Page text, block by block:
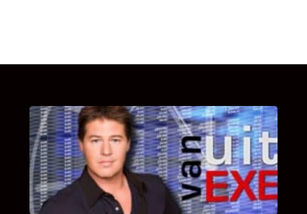
UITSTEL VAN EXECUTIE
Bekijk hier de fragmenten van de deelname
van Bricks and Stones aan dit programma.